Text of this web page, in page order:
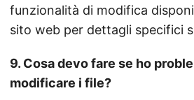
funzionalità di modifica
sito web per dettagli specifici
9. Cosa devo fare se ho
modificare i file?